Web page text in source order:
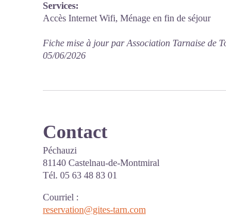
Services:
Accès Internet Wifi, Ménage en fin de séjour
Fiche mise à jour par Association Tarnaise de
05/06/2026
Contact
Péchauzi
81140 Castelnau-de-Montmiral
Tél. 05 63 48 83 01
Courriel :
reservation@gites-tarn.com